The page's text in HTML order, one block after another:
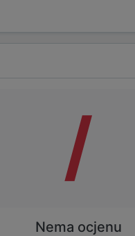
/
Nema ocjenu